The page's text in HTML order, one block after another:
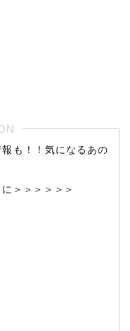
も！！気になるあの
＞＞＞＞＞＞